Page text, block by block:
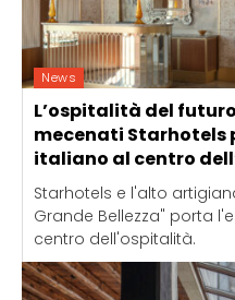
News
L’ospitalità del
mecenati
italiano al centro
Starhotels e l'alto
Grande Bellezza" porta
centro dell'ospitalità.